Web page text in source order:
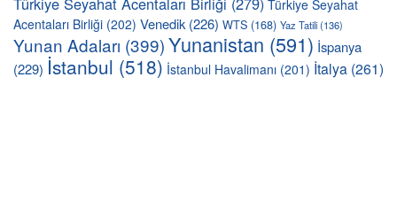
Türkiye Seyahat
Acentaları Birliği (202) Venedik (226) WTS (168) Yaz Tatili(136)
Yunan Adaları (399)Yunanistan (591) İspanya
(229) İstanbul (518) İstanbul Havalimanı (201) İtalya (261)